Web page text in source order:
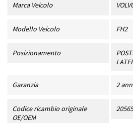
Marca Veicolo
Modello Veicolo FH2
Posizionamento
Garanzia 2
Codice ricambio originale
OE/OEM